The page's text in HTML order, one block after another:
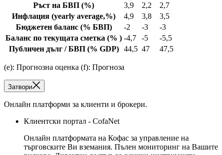
Ръст на БВП (%) 3,9 2,2
2,7
Инфлация (yearly average,%) 4,9 3,8
3,5
Бюджетен баланс (% БВП) -2 -3
-3
Баланс по текущата сметка (% ) -4,7 -5
-5,5
Публичен дълг / БВП (% GDP) 44,5 47 47,5
(e): Прогнозна оценка (f): Прогноза
Затвори
Онлайн платформи за клиенти и брокери.
Клиентски портал - CofaNet
Онлайн платформата на Кофас за управление на
търговските Ви вземания. Пълен мониторинг на Вашите